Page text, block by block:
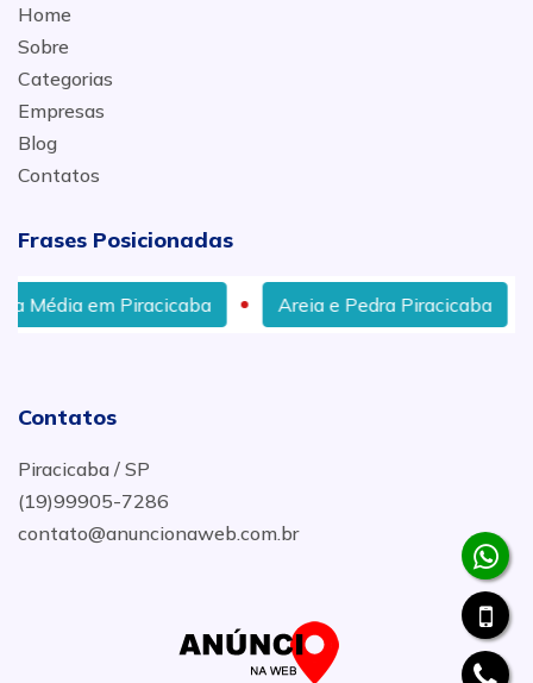
Home
Sobre
Categorias
Empresas
Blog
Contatos
Frases Posicionadas
em Piracicaba Areia e Pedra Piracicaba
Contatos
Piracicaba / SP
(19)99905-7286
contato@anuncionaweb.com.br